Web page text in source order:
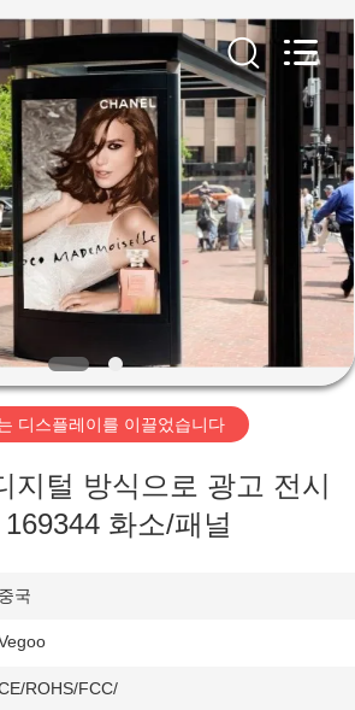
디스플레이를 이끌었습니다
지털 방식으로 광고 전시
화소/패널
중국
ROHS/FCC/